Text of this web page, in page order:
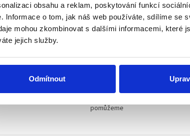
obsahu a reklam, poskytování funkcí
Informace o tom, jak náš web používáte, sdílíme se
mohou zkombinovat s dalšími informacemi, které
jejich služby.
Odmítnout
a
Technické poradenství
pomůžeme